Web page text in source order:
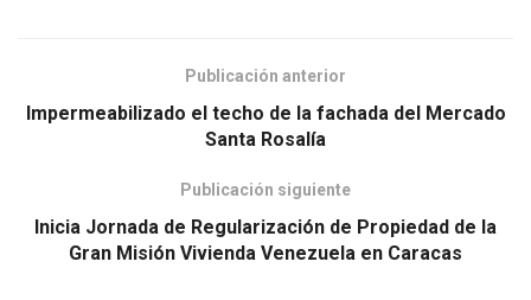
Publicación anterior
Impermeabilizado el techo de la fachada del Mercado
Santa Rosalía
Publicación siguiente
Inicia Jornada de Regularización de Propiedad de la
Gran Misión Vivienda Venezuela en Caracas